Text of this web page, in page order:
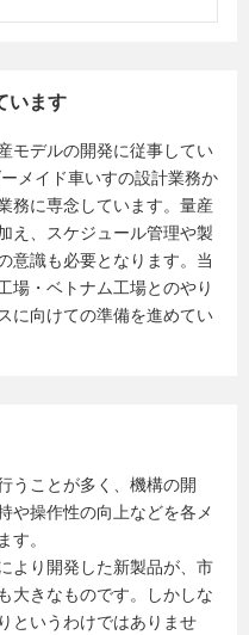
います
モデルの開発に従事してい
メイド車いすの設計業務か
務に専念しています。量産
え、スケジュール管理や製
意識も必要となります。当
場・ベトナム工場とのやり
に向けての準備を進めてい
うことが多く、機構の開
や操作性の向上などを各メ
す。
より開発した新製品が、市
大きなものです。しかしな
というわけではありませ